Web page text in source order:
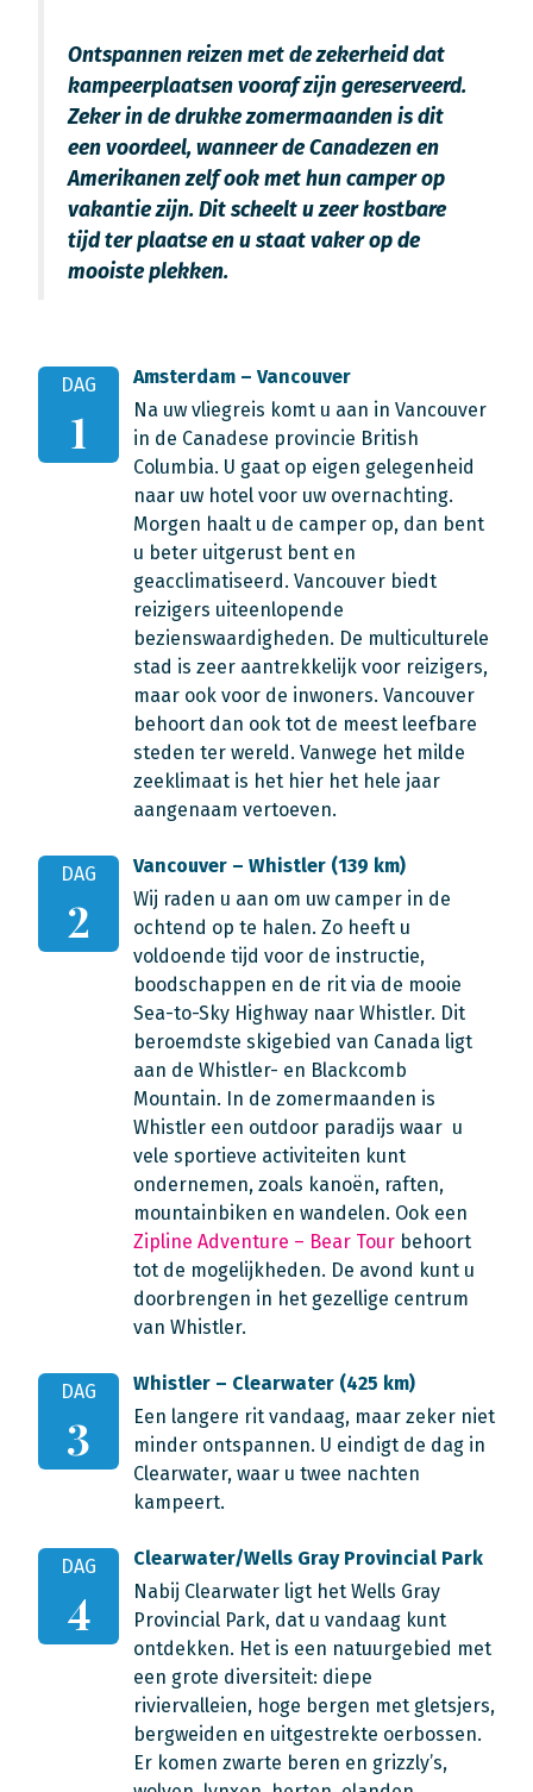
Ontspannen reizen met de zekerheid dat
kampeerplaatsen vooraf zijn gereserveerd.
Zeker in de drukke zomermaanden is dit
een voordeel, wanneer de Canadezen en
Amerikanen zelf ook met hun camper op
vakantie zijn. Dit scheelt u zeer kostbare
tijd ter plaatse en u staat vaker op de
mooiste plekken.
DAG
1
Amsterdam – Vancouver
Na uw vliegreis komt u aan in Vancouver
in de Canadese provincie British
Columbia. U gaat op eigen gelegenheid
naar uw hotel voor uw overnachting.
Morgen haalt u de camper op, dan bent
u beter uitgerust bent en
geacclimatiseerd. Vancouver biedt
reizigers uiteenlopende
bezienswaardigheden. De multiculturele
stad is zeer aantrekkelijk voor reizigers,
maar ook voor de inwoners. Vancouver
behoort dan ook tot de meest leefbare
steden ter wereld. Vanwege het milde
zeeklimaat is het hier het hele jaar
aangenaam vertoeven.
DAG
2
Vancouver – Whistler (139 km)
Wij raden u aan om uw camper in de
ochtend op te halen. Zo heeft u
voldoende tijd voor de instructie,
boodschappen en de rit via de mooie
Sea-to-Sky Highway naar Whistler. Dit
beroemdste skigebied van Canada ligt
aan de Whistler- en Blackcomb
Mountain. In de zomermaanden is
Whistler een outdoor paradijs waar u
vele sportieve activiteiten kunt
ondernemen, zoals kanoën, raften,
mountainbiken en wandelen. Ook een
Zipline Adventure – Bear Tour behoort
tot de mogelijkheden. De avond kunt u
doorbrengen in het gezellige centrum
van Whistler.
DAG
3
Whistler – Clearwater (425 km)
Een langere rit vandaag, maar zeker niet
minder ontspannen. U eindigt de dag in
Clearwater, waar u twee nachten
kampeert.
DAG
4
Clearwater/Wells Gray Provincial Park
Nabij Clearwater ligt het Wells Gray
Provincial Park, dat u vandaag kunt
ontdekken. Het is een natuurgebied met
een grote diversiteit: diepe
riviervalleien, hoge bergen met gletsjers,
bergweiden en uitgestrekte oerbossen.
Er komen zwarte beren en grizzly’s,